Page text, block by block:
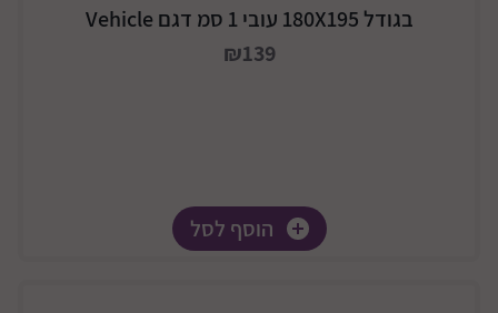
בגודל 180X195 עובי 1 סמ דגם Vehicle
₪139
הוסף לסל